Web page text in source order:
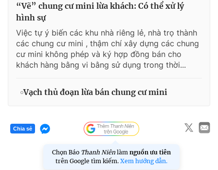
“Vẽ” chung cư mini lừa khách: Có thể xử lý
hình sự
Việc tự ý biến các khu nhà riêng lẻ, nhà trọ thành
các chung cư mini , thậm chí xây dựng các chung
cư mini không phép và ký hợp đồng bán cho
khách hàng bằng vi bằng sử dụng trong thời...
Vạch thủ đoạn lừa bán chung cư mini
Chia sẻ
Chọn Báo Thanh Niên làm nguồn ưu tiên
trên Google tìm kiếm. Xem hướng dẫn.